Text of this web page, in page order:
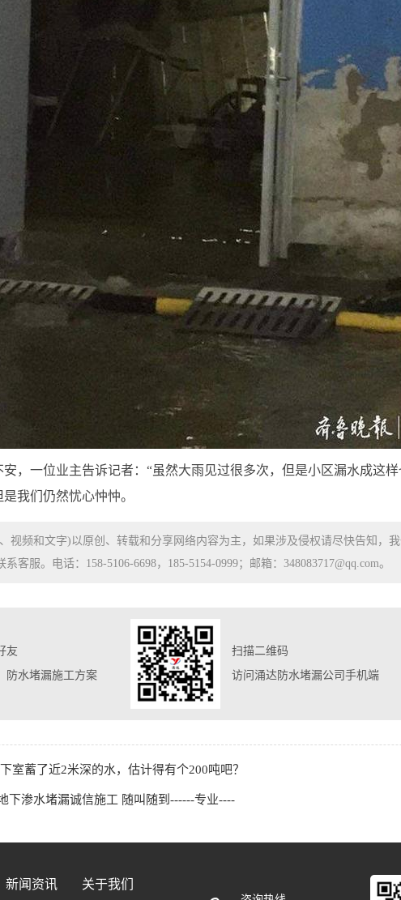
，一位业主告诉记者：“虽然大雨见过很多次，但是小区漏水成这
我们仍然忧心忡忡。
视频和文字)以原创、转载和分享网络内容为主，如果涉及侵权请尽快告知，
客服。电话：158-5106-6698，185-5154-0999；邮箱：348083717@qq.com。
友
防水堵漏施工方案
扫描二维码
访问涌达防水堵漏公司手机端
室蓄了近2米深的水，估计得有个200吨吧？
下渗水堵漏诚信施工 随叫随到------专业----
新闻资讯 关于我们